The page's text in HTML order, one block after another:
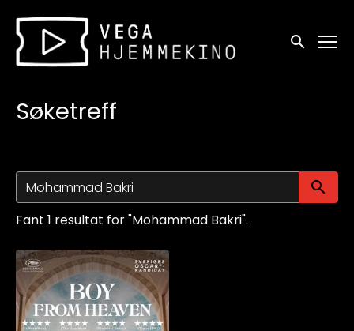
Tilgjengelighetslenker
Søk
Søketreff
Fant 1 resultat for "Mohammad Bakri".